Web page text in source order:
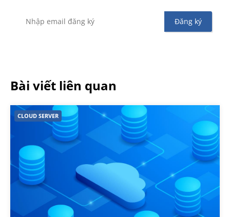
Bài viết liên quan
CLOUD SERVER